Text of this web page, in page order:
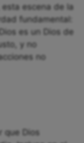
escena de la
fundamental:
es un Dios de
y no
no
que Dios